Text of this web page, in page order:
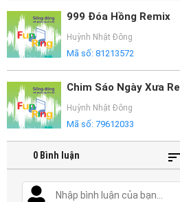
999 Đóa Hồng Remix
Huỳnh Nhật Đông
Mã số: 81213572
Chim Sáo Ngày Xưa
Huỳnh Nhật Đông
Mã số: 79612033
0 Bình luận